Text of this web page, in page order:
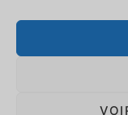
histoire
TiRa Churros
Titre